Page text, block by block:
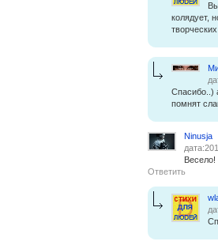
колядует,
Спасибо..)
помнят
Ninusja
Ответить